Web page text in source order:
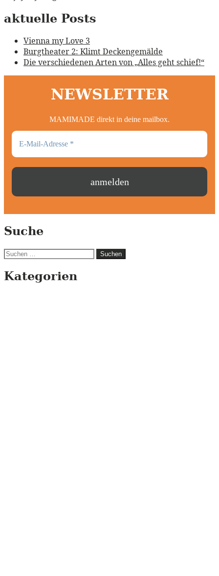
aktuelle Posts
Vienna my Love 3
Burgtheater 2: Klimt Deckengemälde
Die verschiedenen Arten von „Alles geht schief!“
NEWSLETTER
MAMIMADE direkt in deine mailbox.
Suche
Suchen
Kategorien